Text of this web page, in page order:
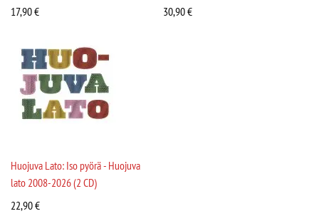
17,90€
30,90€
Huojuva Lato: Iso pyörä - Huojuva
lato 2008-2026 (2 CD)
22,90€